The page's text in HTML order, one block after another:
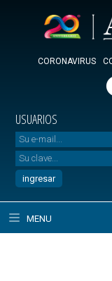
CORONAVIRUS
USUARIOS
MENU